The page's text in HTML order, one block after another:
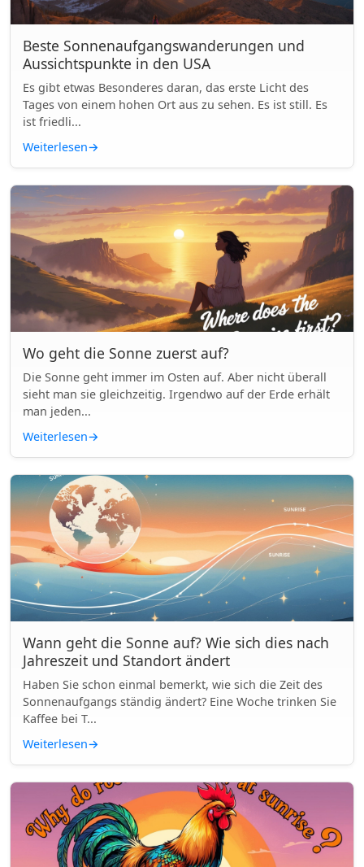
Beste Sonnenaufgangswanderungen und
Aussichtspunkte in den USA
Es gibt etwas Besonderes daran, das erste Licht des
Tages von einem hohen Ort aus zu sehen. Es ist still. Es
ist friedli...
Weiterlesen→
Wo geht die Sonne zuerst auf?
Die Sonne geht immer im Osten auf. Aber nicht überall
sieht man sie gleichzeitig. Irgendwo auf der Erde erhält
man jeden...
Weiterlesen→
Wann geht die Sonne auf? Wie sich dies nach
Jahreszeit und Standort ändert
Haben Sie schon einmal bemerkt, wie sich die Zeit des
Sonnenaufgangs ständig ändert? Eine Woche trinken Sie
Kaffee bei T...
Weiterlesen→